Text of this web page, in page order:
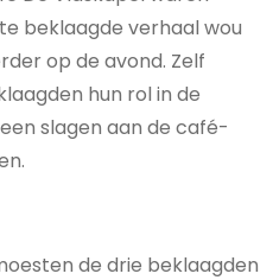
beklaagde verhaal wou
op de avond. Zelf
hun rol in de
slagen aan de café-
de drie beklaagden